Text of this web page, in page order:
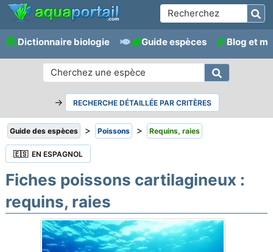
Dictionnaire biologie Guide espèces Blog et
→ RECHERCHE DÉTAILLÉE PAR CRITÈRES
Guide des espèces > Poissons > Requins, raies
🇪🇸 EN ESPAGNOL
Fiches poissons cartilagineux :
requins, raies